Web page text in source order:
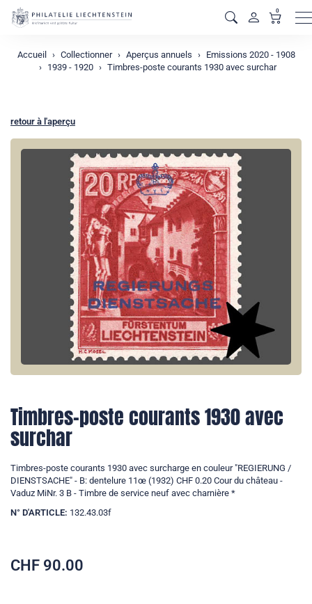
0
Accueil Collectionner Aperçus annuels
Emissions 2020 - 1908
1939 - 1920
Timbres-poste courants 1930 avec surchar
retour à l'aperçu
Timbres-poste courants 1930 avec
surchar
Timbres-poste courants 1930 avec surcharge en couleur "REGIERUNG /
DIENSTSACHE" - B: dentelure 11œ (1932) CHF 0.20 Cour du château -
Vaduz MiNr. 3 B - Timbre de service neuf avec charnière *
N° D'ARTICLE: 132.43.03f
CHF 90.00